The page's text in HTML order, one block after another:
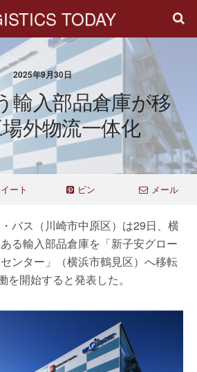
TODAY
2025年9月30日
輸入部品倉庫が移
外物流一体化
ート ピン メール
バス（川崎市中原区）は29日、横
る輸入部品倉庫を「新子安グロー
ンター」（横浜市鶴見区）へ移転
を開始すると発表した。